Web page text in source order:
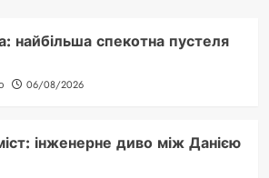
найбільша спекотна пустеля
06/08/2026
інженерне диво між Данією